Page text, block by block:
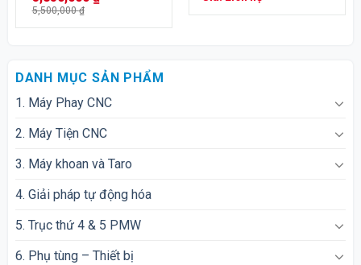
5,500,000₫
DANH MỤC SẢN PHẨM
1. Máy Phay CNC
2. Máy Tiện CNC
3. Máy khoan và Taro
4. Giải pháp tự động hóa
5. Trục thứ 4 & 5 PMW
6. Phụ tùng – Thiết bị